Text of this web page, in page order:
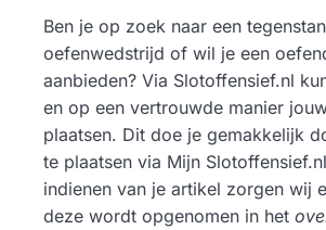
Ben je op zoek naar een
oefenwedstrijd of wil je een
aanbieden? Via Slotoffensief.nl
en op een vertrouwde manier
plaatsen. Dit doe je gemakkelijk
te plaatsen via Mijn
indienen van je artikel zorgen wij
deze wordt opgenomen in het